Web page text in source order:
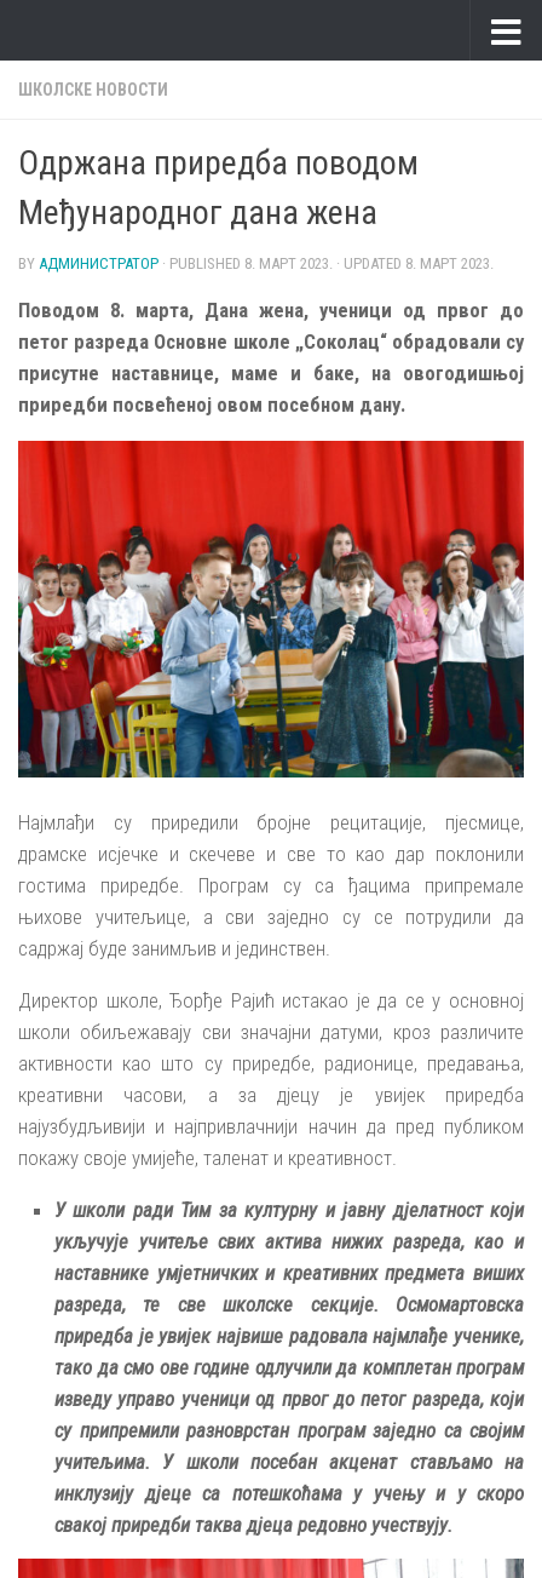
ШКОЛСКЕ НОВОСТИ
Одржана приредба поводом
Међународног дана жена
BY АДМИНИСТРАТОР · PUBLISHED 8. МАРТ 2023. · UPDATED 8. МАРТ 2023.
Поводом 8. марта, Дана жена, ученици од првог до
петог разреда Основне школе „Соколац“ обрадовали су
присутне наставнице, маме и баке, на овогодишњој
приредби посвећеној овом посебном дану.
Најмлађи су приредили бројне рецитације, пјесмице,
драмске исјечке и скечеве и све то као дар поклонили
гостима приредбе. Програм су са ђацима припремале
њихове учитељице, а сви заједно су се потрудили да
садржај буде занимљив и јединствен.
Директор школе, Ђорђе Рајић истакао је да се у основној
школи обиљежавају сви значајни датуми, кроз различите
активности као што су приредбе, радионице, предавања,
креативни часови, а за дјецу је увијек приредба
најузбудљивији и најпривлачнији начин да пред публиком
покажу своје умијеће, таленат и креативност.
У школи ради Тим за културну и јавну дјелатност који
укључује учитеље свих актива нижих разреда, као и
наставнике умјетничких и креативних предмета виших
разреда, те све школске секције. Осмомартовска
приредба је увијек највише радовала најмлађе ученике,
тако да смо ове године одлучили да комплетан програм
изведу управо ученици од првог до петог разреда, који
су припремили разноврстан програм заједно са својим
учитељима. У школи посебан акценат стављамо на
инклузију дјеце са потешкоћама у учењу и у скоро
свакој приредби таква дјеца редовно учествују.